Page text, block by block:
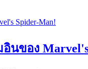
นของ